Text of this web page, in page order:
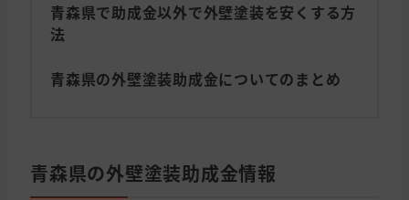
青森県で助成金以外で外壁塗装を安くする方
法
青森県の外壁塗装助成金についてのまとめ
青森県の外壁塗装助成金情報